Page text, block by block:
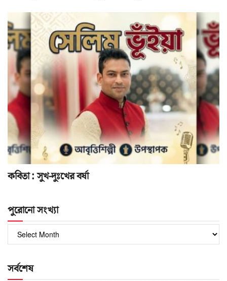
কবিতা : সুখ-দুঃখের বর্ষা
পুরোনো সংখ্যা
সংখ্যা
সর্বশেষ